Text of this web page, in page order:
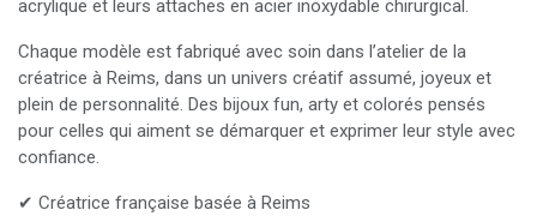
acrylique et leurs attaches en acier inoxydable chirurgical.
Chaque modèle est fabriqué avec soin dans l’atelier de la
créatrice à Reims, dans un univers créatif assumé, joyeux et
plein de personnalité. Des bijoux fun, arty et colorés pensés
pour celles qui aiment se démarquer et exprimer leur style avec
confiance.
✔ Créatrice française basée à Reims